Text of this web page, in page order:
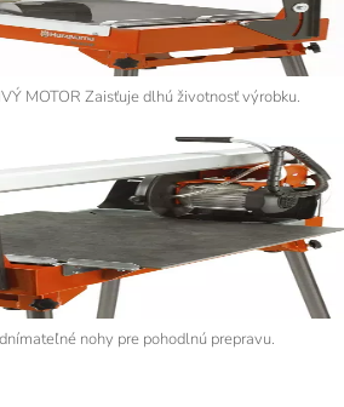
MOTOR Zaisťuje dlhú životnosť výrobku.
nohy pre pohodlnú prepravu.